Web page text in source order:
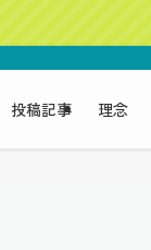
投稿記事 理念